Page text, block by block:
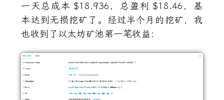
一天总成本 $18.936 ，总盈利 $18.46 ，基
本达到无损挖矿了。经过半个月的挖矿，我
也收到了以太坊矿池第一笔收益：